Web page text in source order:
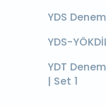
YDS
YDS-
YDT
| Set 1